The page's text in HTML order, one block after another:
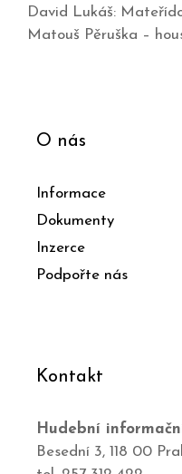
David Lukáš:
Matouš Pěruška –
O nás
Informace
Dokumenty
Inzerce
Podpořte nás
Kontakt
Hudební
Besední 3, 118 00